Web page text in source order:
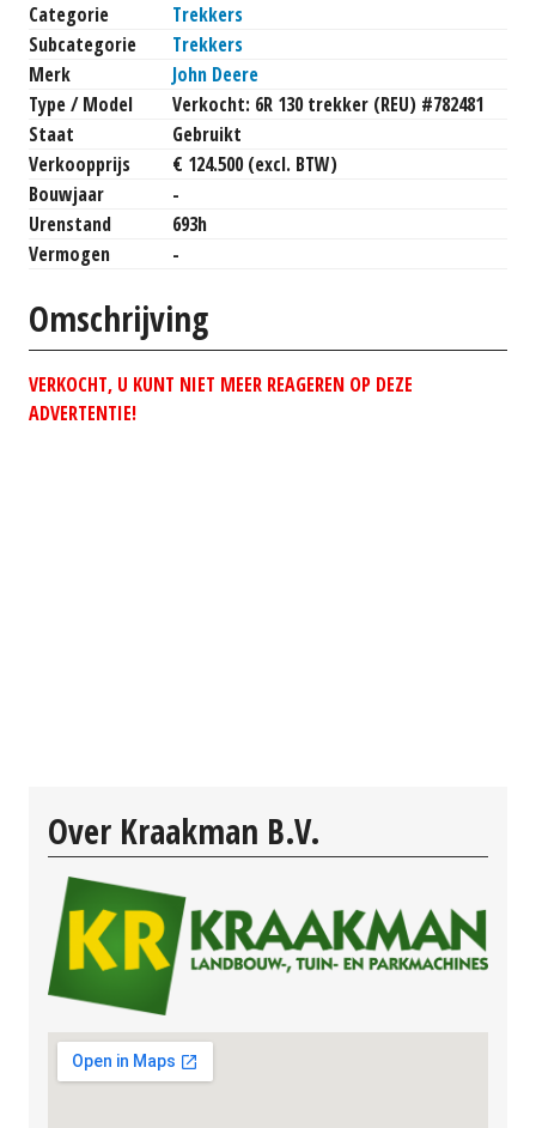
Categorie
Trekkers
Subcategorie
Trekkers
Merk
John Deere
Type / Model
Verkocht: 6R 130 trekker (REU) #782481
Staat
Gebruikt
Verkoopprijs
€ 124.500 (excl. BTW)
Bouwjaar
-
Urenstand
693h
Vermogen
-
Omschrijving
VERKOCHT, U KUNT NIET MEER REAGEREN OP DEZE
ADVERTENTIE!
Over Kraakman B.V.